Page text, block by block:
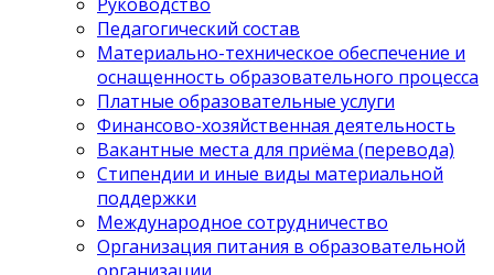
Руководство
Педагогический состав
Материально-техническое обеспечение и
оснащенность образовательного процесса
Платные образовательные услуги
Финансово-хозяйственная деятельность
Вакантные места для приёма (перевода)
Стипендии и иные виды материальной
поддержки
Международное сотрудничество
Организация питания в образовательной